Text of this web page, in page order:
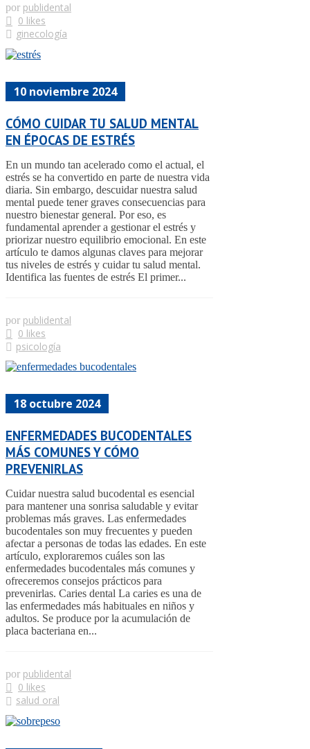
por publidental
0 likes
ginecología
10 noviembre 2024
CÓMO CUIDAR TU SALUD MENTAL
EN ÉPOCAS DE ESTRÉS
En un mundo tan acelerado como el actual, el
estrés se ha convertido en parte de nuestra vida
diaria. Sin embargo, descuidar nuestra salud
mental puede tener graves consecuencias para
nuestro bienestar general. Por eso, es
fundamental aprender a gestionar el estrés y
priorizar nuestro equilibrio emocional. En este
artículo te damos algunas claves para mejorar
tus niveles de estrés y cuidar tu salud mental.
Identifica las fuentes de estrés El primer...
por publidental
0 likes
psicología
18 octubre 2024
ENFERMEDADES BUCODENTALES
MÁS COMUNES Y CÓMO
PREVENIRLAS
Cuidar nuestra salud bucodental es esencial
para mantener una sonrisa saludable y evitar
problemas más graves. Las enfermedades
bucodentales son muy frecuentes y pueden
afectar a personas de todas las edades. En este
artículo, exploraremos cuáles son las
enfermedades bucodentales más comunes y
ofreceremos consejos prácticos para
prevenirlas. Caries dental La caries es una de
las enfermedades más habituales en niños y
adultos. Se produce por la acumulación de
placa bacteriana en...
por publidental
0 likes
salud oral